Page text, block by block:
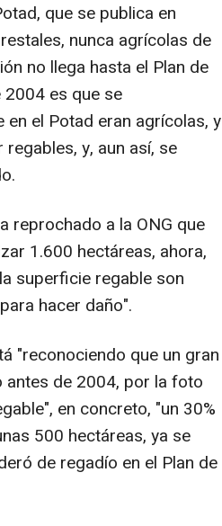
que se publica en
nunca agrícolas de
no llega hasta el Plan de
es que se
el Potad eran agrícolas, y
y, aun así, se
reprochado a la ONG que
1.600 hectáreas, ahora,
superficie regable son
hacer daño".
"reconociendo que un gran
antes de 2004, por la foto
en concreto, "un 30%
500 hectáreas, ya se
de regadío en el Plan de